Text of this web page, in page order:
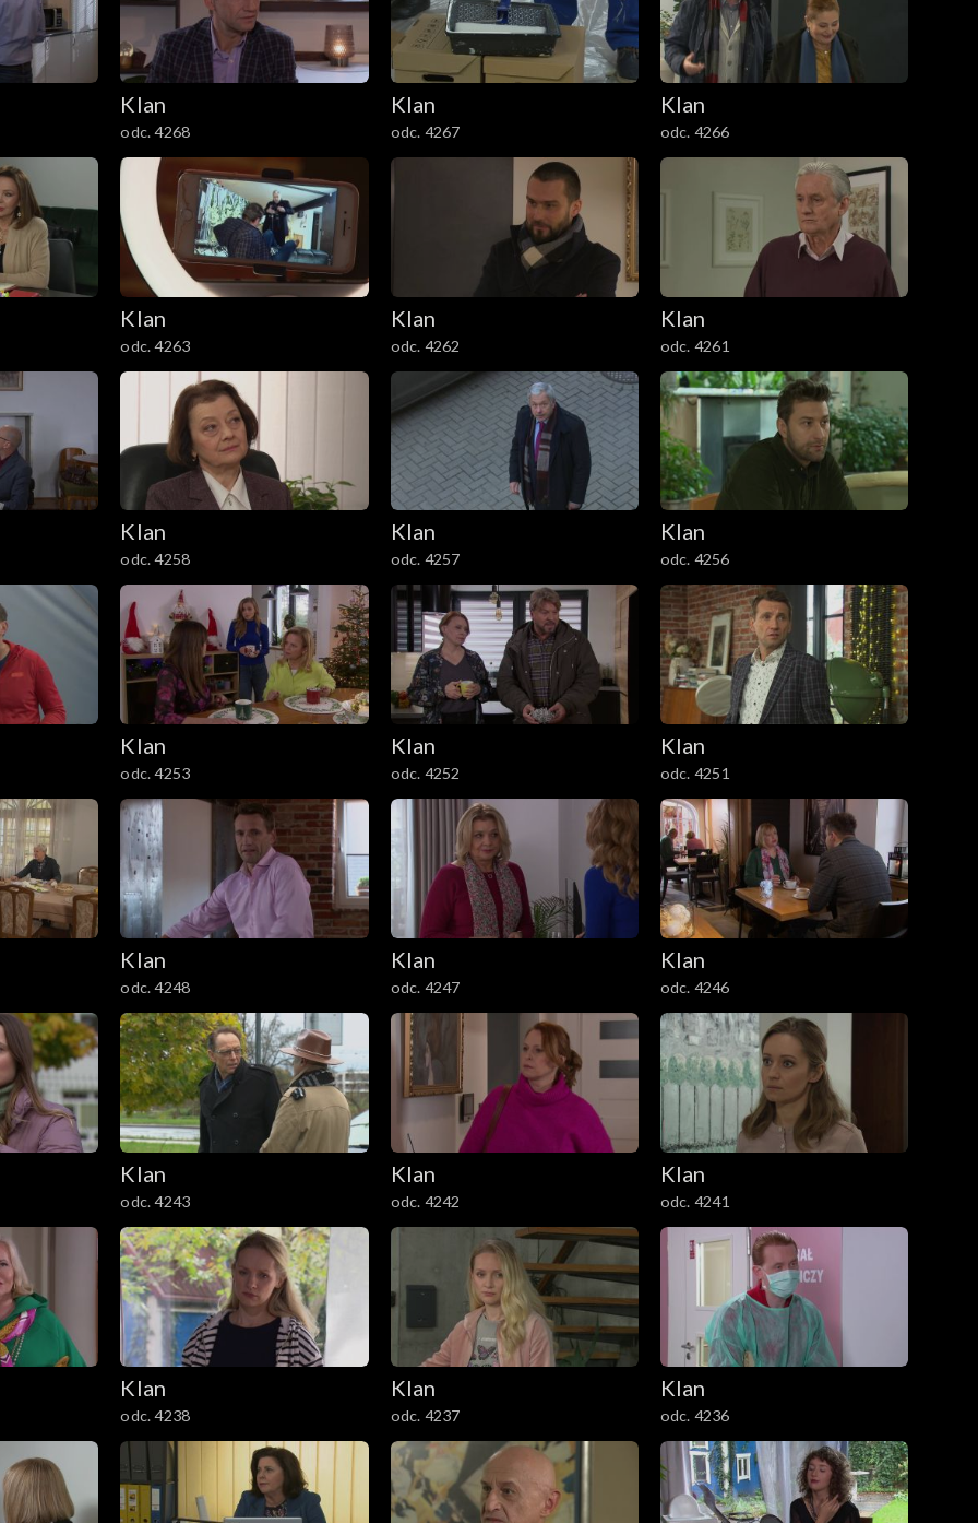
Klan
odc. 4268
Klan
odc. 4267
Klan
odc. 4266
Klan
odc. 4263
Klan
odc. 4262
Klan
odc. 4261
Klan
odc. 4258
Klan
odc. 4257
Klan
odc. 4256
Klan
odc. 4253
Klan
odc. 4252
Klan
odc. 4251
Klan
odc. 4248
Klan
odc. 4247
Klan
odc. 4246
Klan
odc. 4243
Klan
odc. 4242
Klan
odc. 4241
Klan
odc. 4238
Klan
odc. 4237
Klan
odc. 4236